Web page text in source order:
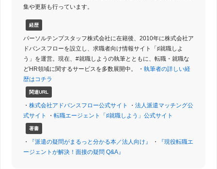
集や更新も行っています。
経歴
パーソルテンプスタッフ株式会社に在籍後、2010年に株式会社ア
ドバンスフローを設立し、求職者向け情報サイト「♯就職しよ
う」を運営。現在、#就職しようの執筆とともに、転職・就職な
どHR領域に関するサービスを多数展開中。 ・ 執筆者の詳しい経
歴はコチラ
関連URL
・ 株式会社アドバンスフロー公式サイト ・ 法人派遣マッチング公
式サイト
・ 転職エージェント「♯就職しよう」公式サイト
著書
・ 『派遣の疑問がまるっと分かる本／法人向け』 ・
『現役転職エ
ージェントが解決！面接の疑問 Q&A』